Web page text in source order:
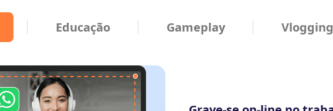
Educação Gameplay Vlogging